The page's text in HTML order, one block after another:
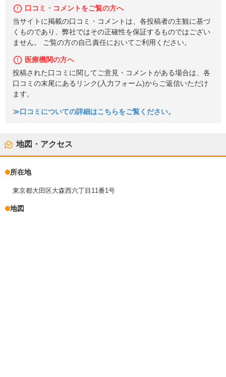
口コミ・コメントをご覧の方へ
当サイトに掲載の口コミ・コメントは、各投稿者の主観に基づ
くものであり、弊社ではその正確性を保証するものではござい
ません。 ご覧の方の自己責任においてご利用ください。
医療機関の方へ
投稿された口コミに関してご意見・コメントがある場合は、各
口コミの末尾にあるリンク(入力フォーム)からご返信いただけ
ます。
≫口コミについての詳細はこちらをご覧ください。
地図・アクセス
所在地
東京都大田区大森西六丁目11番1号
地図